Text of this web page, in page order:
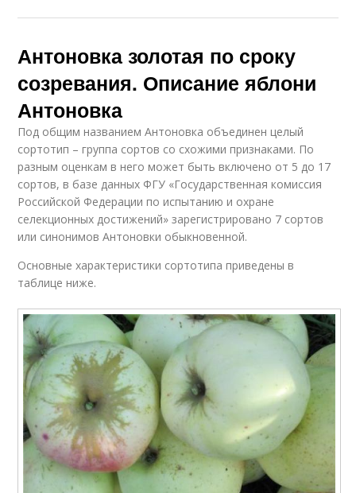
Антоновка золотая по сроку
созревания. Описание яблони
Антоновка
Под общим названием Антоновка объединен целый
сортотип – группа сортов со схожими признаками. По
разным оценкам в него может быть включено от 5 до 17
сортов, в базе данных ФГУ «Государственная комиссия
Российской Федерации по испытанию и охране
селекционных достижений» зарегистрировано 7 сортов
или синонимов Антоновки обыкновенной.
Основные характеристики сортотипа приведены в
таблице ниже.